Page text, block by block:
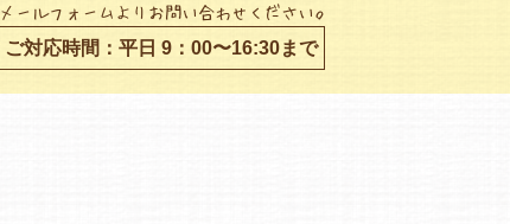
メールフォームよりお問い合わせください。
ご対応時間：平日 9：00〜16:30まで